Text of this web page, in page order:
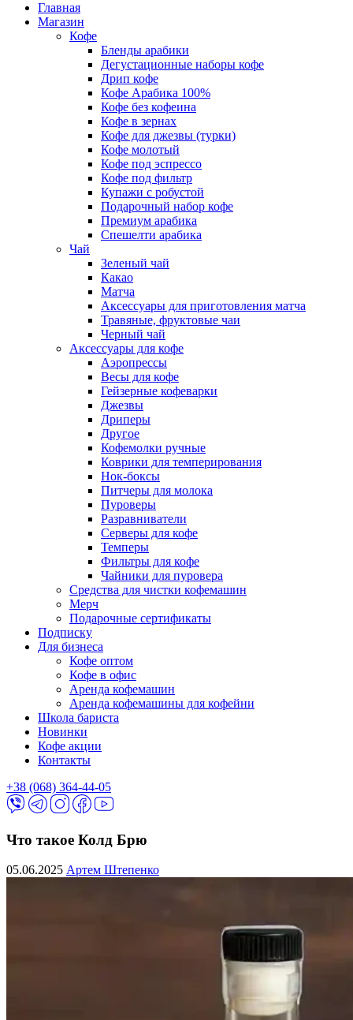
Главная
Магазин
Кофе
Бленды арабики
Дегустационные наборы кофе
Дрип кофе
Кофе Арабика 100%
Кофе без кофеина
Кофе в зернах
Кофе для джезвы (турки)
Кофе молотый
Кофе под эспрессо
Кофе под фильтр
Купажи с робустой
Подарочный набор кофе
Премиум арабика
Спешелти арабика
Чай
Зеленый чай
Какао
Матча
Аксессуары для приготовления матча
Травяные, фруктовые чаи
Черный чай
Аксессуары для кофе
Аэропрессы
Весы для кофе
Гейзерные кофеварки
Джезвы
Дриперы
Другое
Кофемолки ручные
Коврики для темперирования
Нок-боксы
Питчеры для молока
Пуроверы
Разравниватели
Серверы для кофе
Темперы
Фильтры для кофе
Чайники для пуровера
Средства для чистки кофемашин
Мерч
Подарочные сертификаты
Подписку
Для бизнеса
Кофе оптом
Кофе в офис
Аренда кофемашин
Аренда кофемашины для кофейни
Школа бариста
Новинки
Кофе акции
Контакты
+38 (068) 364-44-05
Что такое Колд Брю
05.06.2025 Артем Штепенко